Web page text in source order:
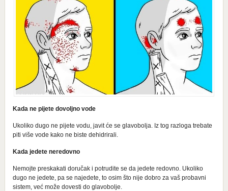
Kada ne pijete dovoljno vode
Ukoliko dugo ne pijete vodu, javit će se glavobolja. Iz tog razloga trebate
piti više vode kako ne biste dehidrirali.
Kada jedete neredovno
Nemojte preskakati doručak i potrudite se da jedete redovno. Ukoliko
dugo ne jedete, pa se najedete, to osim što nije dobro za vaš probavni
sistem, već može dovesti do glavobolje.